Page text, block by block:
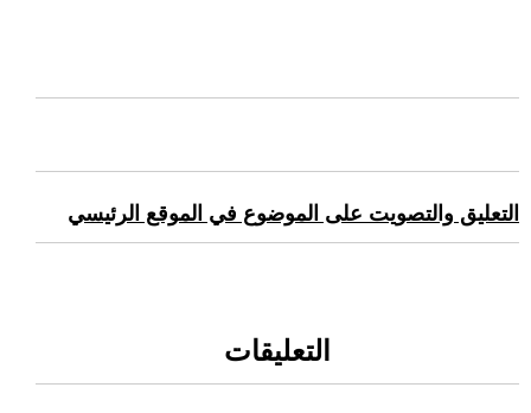
التعليق والتصويت على الموضوع في الموقع الرئيسي
التعليقات